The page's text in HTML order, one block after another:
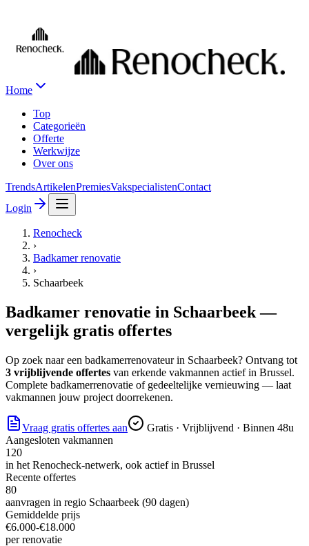
Home
Top
Categorieën
Offerte
Werkwijze
Over ons
TrendsArtikelenPremiesVakspecialistenContact
Login
Renocheck
›
Badkamer renovatie
›
Schaarbeek
Badkamer renovatie in Schaarbeek—
vergelijk gratis offertes
Op zoek naareen badkamerrenovateurin Schaarbeek? Ontvang tot
3 vrijblijvende offertes van erkende vakmannen actief in Brussel.
Complete badkamerrenovatie of gedeeltelijke vernieuwing — laat
vakmannen jouw project doorrekenen.
Vraag gratis offertes aan
Gratis · Vrijblijvend · Binnen 48u
Aangesloten vakmannen
120
in het Renocheck-netwerk, ook actief in Brussel
Recente offertes
80
aanvragen in regio Schaarbeek (90 dagen)
Gemiddelde prijs
€6.000-€18.000
perrenovatie